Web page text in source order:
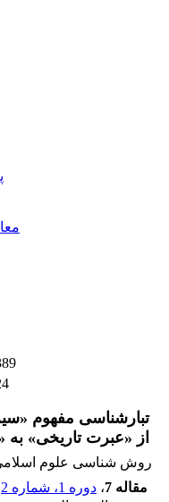
تبارشناسی مفهوم
از «عبرت تاریخی» به
روش شناسی علوم
مقاله 7
، دوره 1، شماره 2